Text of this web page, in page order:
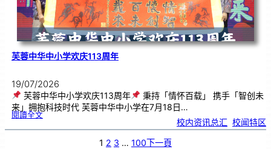
芙蓉中华中小学欢庆113周年
19/07/2026
芙蓉中华中小学欢庆113周年
秉持「情怀百载」 携手「智创未
来」拥抱科技时代 芙蓉中华中小学在7月18日…
閱讀全文:芙
中
华
校内资讯总汇 校闻特区
1 2 3 … 100下一頁